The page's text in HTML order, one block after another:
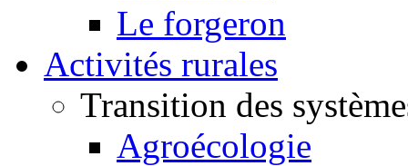
Le forgeron
Activités rurales
Transition des
Agroécologie